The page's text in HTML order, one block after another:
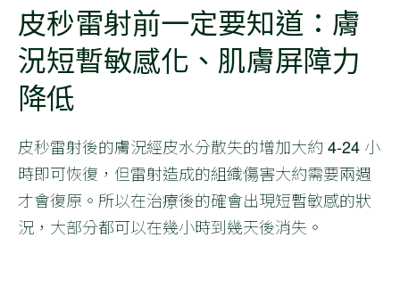
皮秒雷射前一定要知道：膚
況短暫敏感化、肌膚屏障力
降低
皮秒雷射後的膚況經皮水分散失的增加大約 4-24 小
時即可恢復，但雷射造成的組織傷害大約需要兩週
才會復原。所以在治療後的確會出現短暫敏感的狀
況，大部分都可以在幾小時到幾天後消失。